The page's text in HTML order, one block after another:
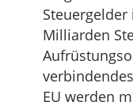
Steuergelder
Milliarden
EU werden